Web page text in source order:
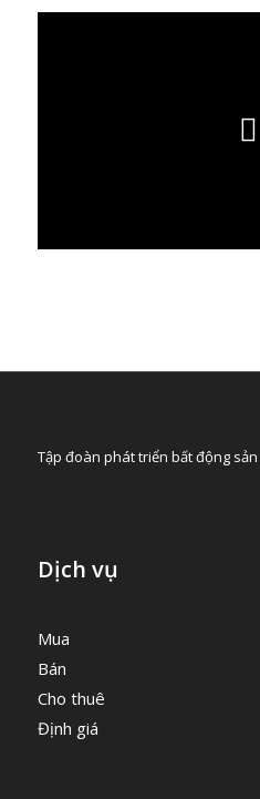
Tập đoàn phát triển bất động sản
Dịch vụ
Mua
Bán
Cho thuê
Định giá